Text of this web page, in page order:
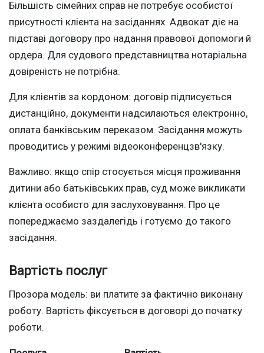
Більшість сімейних справ не потребує особистої
присутності клієнта на засіданнях. Адвокат діє на
підставі договору про надання правової допомоги й
ордера. Для судового представництва нотаріальна
довіреність не потрібна.
Для клієнтів за кордоном: договір підписується
дистанційно, документи надсилаються електронно,
оплата банківським переказом. Засідання можуть
проводитись у режимі відеоконференцзв'язку.
Важливо: якщо спір стосується місця проживання
дитини або батьківських прав, суд може викликати
клієнта особисто для заслуховування. Про це
попереджаємо заздалегідь і готуємо до такого
засідання.
Вартість послуг
Прозора модель: ви платите за фактично виконану
роботу. Вартість фіксується в договорі до початку
роботи.